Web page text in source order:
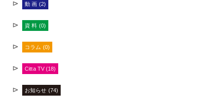
動 画 (2)
資 料 (0)
コラム (0)
Citta TV (18)
お知らせ (74)